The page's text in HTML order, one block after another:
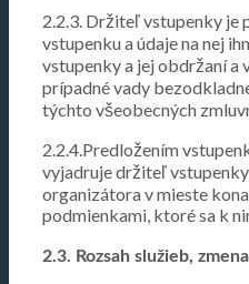
2.2.3. Držiteľ vstupenky je
vstupenku a údaje na nej
vstupenky a jej obdržaní a
prípadné vady
týchto všeobecných
2.2.4.Predložením
vyjadruje držiteľ
organizátora v mieste
podmienkami, ktoré sa k
2.3. Rozsah služieb,